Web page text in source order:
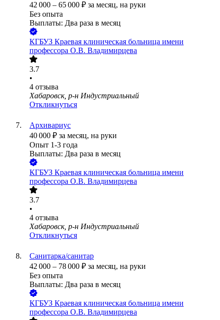
42 000 – 65 000 ₽ за месяц, на руки
Без опыта
Выплаты: Два раза в месяц
КГБУЗ Краевая клиническая больница имени
профессора О.В. Владимирцева
3.7
•
4 отзыва
Хабаровск, р-н Индустриальный
Откликнуться
Архивариус
40 000 ₽ за месяц, на руки
Опыт 1-3 года
Выплаты: Два раза в месяц
КГБУЗ Краевая клиническая больница имени
профессора О.В. Владимирцева
3.7
•
4 отзыва
Хабаровск, р-н Индустриальный
Откликнуться
Санитарка/санитар
42 000 – 78 000 ₽ за месяц, на руки
Без опыта
Выплаты: Два раза в месяц
КГБУЗ Краевая клиническая больница имени
профессора О.В. Владимирцева